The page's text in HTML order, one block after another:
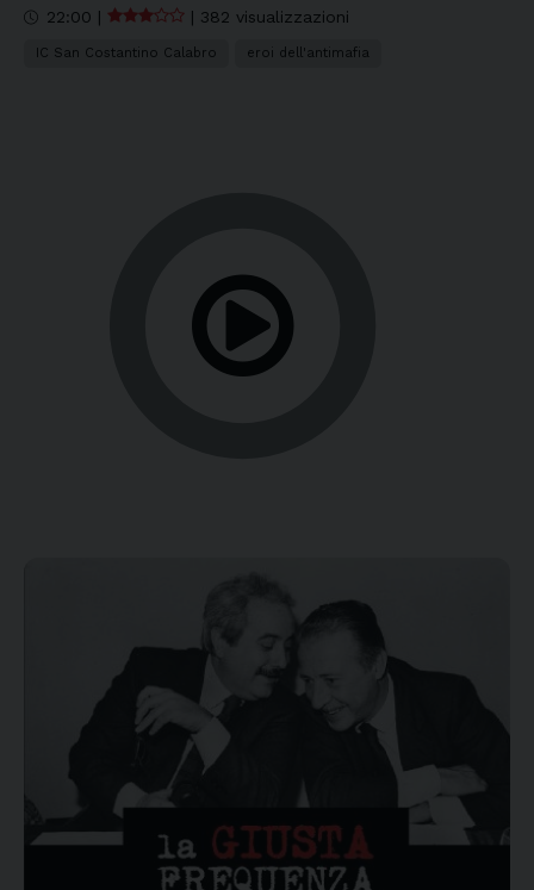
22:00 | | 382 visualizzazioni
IC San Costantino Calabro eroi dell'antimafia